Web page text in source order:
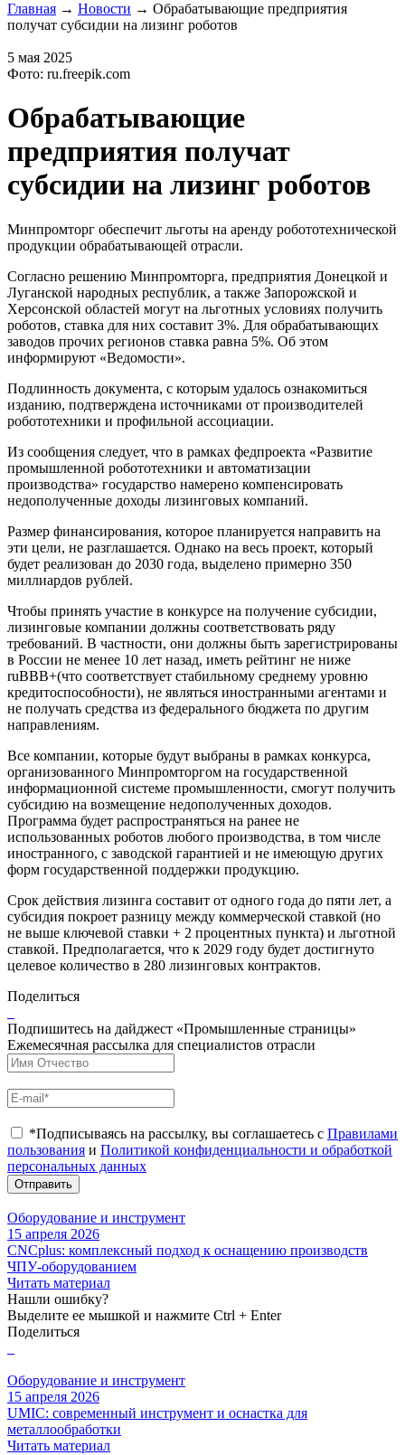
Главная → Новости → Обрабатывающие предприятия
получат субсидии на лизинг роботов
5 мая 2025
Фото: ru.freepik.com
Обрабатывающие
предприятия получат
субсидии на лизинг роботов
Минпромторг обеспечит льготы на аренду робототехнической
продукции обрабатывающей отрасли.
Согласно решению Минпромторга, предприятия Донецкой и
Луганской народных республик, а также Запорожской и
Херсонской областей могут на льготных условиях получить
роботов, ставка для них составит 3%. Для обрабатывающих
заводов прочих регионов ставка равна 5%. Об этом
информируют «Ведомости».
Подлинность документа, с которым удалось ознакомиться
изданию, подтверждена источниками от производителей
робототехники и профильной ассоциации.
Из сообщения следует, что в рамках федпроекта «Развитие
промышленной робототехники и автоматизации
производства» государство намерено компенсировать
недополученные доходы лизинговых компаний.
Размер финансирования, которое планируется направить на
эти цели, не разглашается. Однако на весь проект, который
будет реализован до 2030 года, выделено примерно 350
миллиардов рублей.
Чтобы принять участие в конкурсе на получение субсидии,
лизинговые компании должны соответствовать ряду
требований. В частности, они должны быть зарегистрированы
в России не менее 10 лет назад, иметь рейтинг не ниже
ruBBB+(что соответствует стабильному среднему уровню
кредитоспособности), не являться иностранными агентами и
не получать средства из федерального бюджета по другим
направлениям.
Все компании, которые будут выбраны в рамках конкурса,
организованного Минпромторгом на государственной
информационной системе промышленности, смогут получить
субсидию на возмещение недополученных доходов.
Программа будет распространяться на ранее не
использованных роботов любого производства, в том числе
иностранного, с заводской гарантией и не имеющую других
форм государственной поддержки продукцию.
Срок действия лизинга составит от одного года до пяти лет, а
субсидия покроет разницу между коммерческой ставкой (но
не выше ключевой ставки + 2 процентных пункта) и льготной
ставкой. Предполагается, что к 2029 году будет достигнуто
целевое количество в 280 лизинговых контрактов.
Поделиться
Подпишитесь на дайджест «Промышленные страницы»
Ежемесячная рассылка для специалистов отрасли
*Подписываясь на рассылку, вы соглашаетесь с Правилами
пользования и Политикой конфиденциальности и обработкой
персональных данных
Отправить
Оборудование и инструмент
15 апреля 2026
CNCplus: комплексный подход к оснащению производств
ЧПУ-оборудованием
Читать материал
Нашли ошибку?
Выделите ее мышкой и нажмите Ctrl + Enter
Поделиться
Оборудование и инструмент
15 апреля 2026
UMIC: современный инструмент и оснастка для
металлообработки
Читать материал